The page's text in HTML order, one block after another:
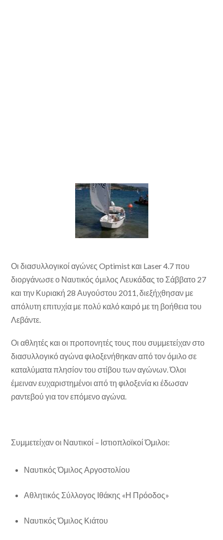
Οι διασυλλογικοί αγώνες Optimist και Laser 4.7 που
διοργάνωσε ο Ναυτικός όμιλος Λευκάδας το Σάββατο 27
και την Κυριακή 28 Αυγούστου 2011, διεξήχθησαν με
απόλυτη επιτυχία με πολύ καλό καιρό με τη βοήθεια του
Λεβάντε.
Οι αθλητές και οι προπονητές τους που συμμετείχαν στο
διασυλλογικό αγώνα φιλοξενήθηκαν από τον όμιλο σε
καταλύματα πλησίον του στίβου των αγώνων. Όλοι
έμειναν ευχαριστημένοι από τη φιλοξενία κι έδωσαν
ραντεβού για τον επόμενο αγώνα.
Συμμετείχαν οι Ναυτικοί – Ιστιοπλοϊκοί Όμιλοι:
Ναυτικός Όμιλος Αργοστολίου
Αθλητικός Σύλλογος Ιθάκης «Η Πρόοδος»
Ναυτικός Όμιλος Κιάτου